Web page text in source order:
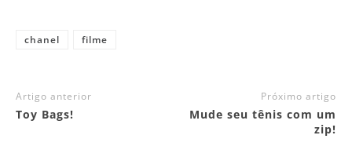
chanel filme
Artigo anterior
Toy Bags!
Próximo artigo
Mude seu tênis com um
zip!